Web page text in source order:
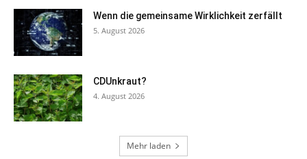
Wenn die gemeinsame Wirklichkeit zerfällt
5. August 2026
CDUnkraut?
4. August 2026
Mehr laden